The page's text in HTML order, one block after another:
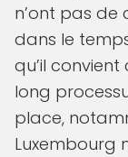
n’ont pas
dans le
qu’il
long
place,
Luxembourg